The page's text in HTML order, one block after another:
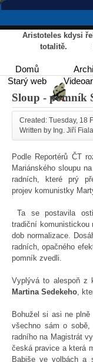
Aristoteles kdysi
totalitě. Kdo
Domů
Starý web
Sloup - pomník
Created: Tuesday, 18
Written by Ing. Jiří Fiala
Podle Reportérů ČT
Mariánského sloupu
radních, které prý
projev komunistky
Ta se postavila
tradiční komunistickou
dob normalizace.
radních, opačného
pomník zvedli.
Vyplývá to alespoň z
Martina Sedekeho,
Bohužel si asi ne
všechno sám o
radního na Magistrát
česká pravice a která
Babiše ve volbách a